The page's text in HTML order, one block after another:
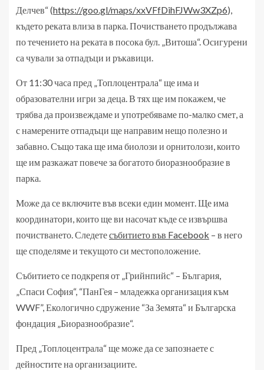
Делчев“ (https://goo.gl/maps/xxVFfDihFJWw3XZp6),
където реката влиза в парка. Почистването продължава
по течението на реката в посока бул. „Витоша“. Осигурени
са чували за отпадъци и ръкавици.
От 11:30 часа пред „Топлоцентрала“ ще има и
образователни игри за деца. В тях ще им покажем, че
трябва да произвеждаме и употребяваме по-малко смет, а
с намерените отпадъци ще направим нещо полезно и
забавно. Също така ще има биолози и орнитолози, които
ще им разкажат повече за богатото биоразнообразие в
парка.
Може да се включите във всеки един момент. Ще има
координатори, които ще ви насочат къде се извършва
почистването. Следетесъбитието във Facebook – в него
ще споделяме и текущото си местоположение.
Събитието се подкрепя от „Грийнпийс“ – България,
„Спаси София“, “ПанГея – младежка организация към
WWF”, Екологично сдружение “За Земята“ и Българска
фондация „Биоразнообразие“.
Пред „Топлоцентрала“ ще може да се запознаете с
дейностите на организациите.